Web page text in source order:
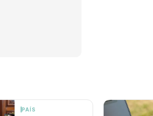
PAÍS